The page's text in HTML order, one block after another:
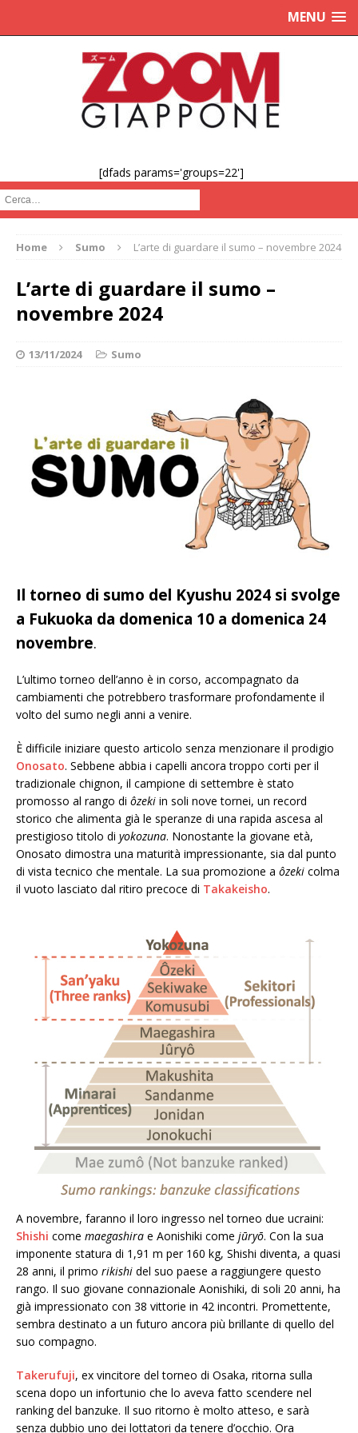
MENU
[dfads params='groups=22']
Cerca :
Home Sumo L’arte di guardare il sumo – novembre 2024
L’arte di guardare il sumo –
novembre 2024
13/11/2024 Sumo
Il torneo di sumo del Kyushu 2024 si svolge
a Fukuoka da domenica 10 a domenica 24
novembre.
L’ultimo torneo dell’anno è in corso, accompagnato da
cambiamenti che potrebbero trasformare profondamente il
volto del sumo negli anni a venire.
È difficile iniziare questo articolo senza menzionare il prodigio
Onosato. Sebbene abbia i capelli ancora troppo corti per il
tradizionale chignon, il campione di settembre è stato
promosso al rango di ôzeki in soli nove tornei, un record
storico che alimenta già le speranze di una rapida ascesa al
prestigioso titolo di yokozuna. Nonostante la giovane età,
Onosato dimostra una maturità impressionante, sia dal punto
di vista tecnico che mentale. La sua promozione a ôzeki colma
il vuoto lasciato dal ritiro precoce di Takakeisho.
A novembre, faranno il loro ingresso nel torneo due ucraini:
Shishi come maegashira e Aonishiki come jūryō. Con la sua
imponente statura di 1,91 m per 160 kg, Shishi diventa, a quasi
28 anni, il primo rikishi del suo paese a raggiungere questo
rango. Il suo giovane connazionale Aonishiki, di soli 20 anni, ha
già impressionato con 38 vittorie in 42 incontri. Promettente,
sembra destinato a un futuro ancora più brillante di quello del
suo compagno.
Takerufuji, ex vincitore del torneo di Osaka, ritorna sulla
scena dopo un infortunio che lo aveva fatto scendere nel
ranking del banzuke. Il suo ritorno è molto atteso, e sarà
senza dubbio uno dei lottatori da tenere d’occhio. Ora